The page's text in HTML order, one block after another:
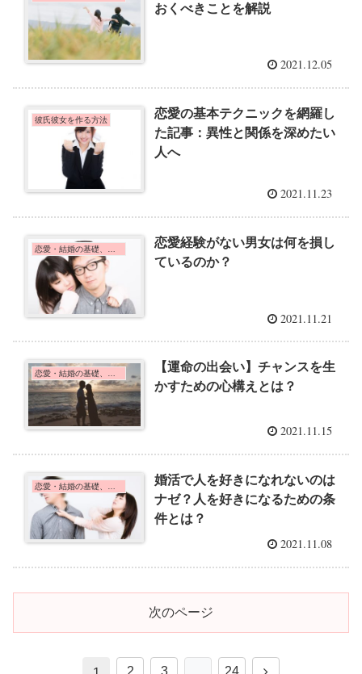
おくべきことを解説
2021.12.05
彼氏彼女を作る方法
恋愛の基本テクニックを網羅し
た記事：異性と関係を深めたい
人へ
2021.11.23
恋愛経験がない男女は何を損し
ているのか？
2021.11.21
【運命の出会い】チャンスを生
かすための心構えとは？
2021.11.15
婚活で人を好きになれないのは
ナゼ？人を好きになるための条
件とは？
2021.11.08
次のページ
2 3 24